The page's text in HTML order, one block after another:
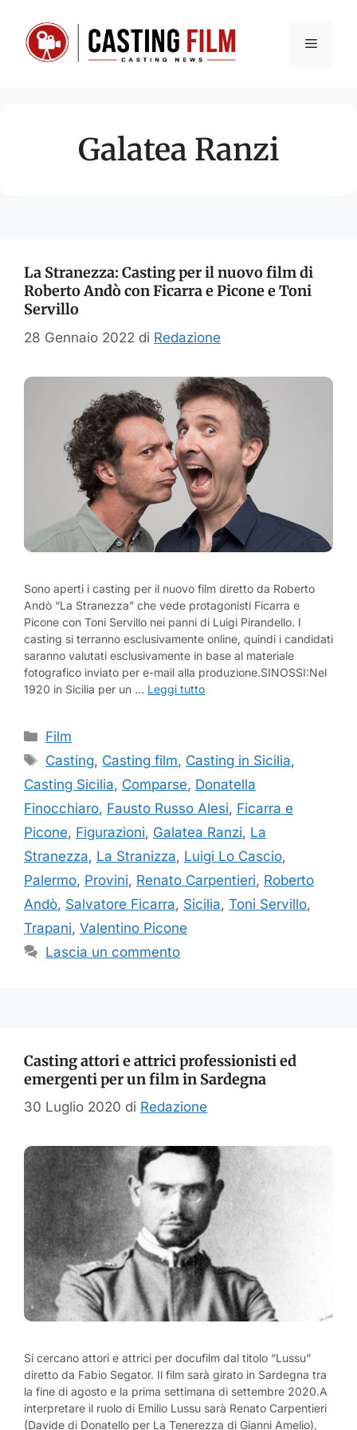
contenuto
Menu
Galatea Ranzi
La Stranezza: Casting per il nuovo film di
Roberto Andò con Ficarra e Picone e Toni
Servillo
28 Gennaio 2022 di Redazione
Sono aperti i casting per il nuovo film diretto da Roberto
Andò “La Stranezza” che vede protagonisti Ficarra e
Picone con Toni Servillo nei panni di Luigi Pirandello. I
casting si terranno esclusivamente online, quindi i candidati
saranno valutati esclusivamente in base al materiale
fotografico inviato per e-mail alla produzione.SINOSSI:Nel
1920 in Sicilia per un … Leggi tutto
Categorie
Film
Tag
Casting, Casting film, Casting in Sicilia,
Casting Sicilia, Comparse, Donatella
Finocchiaro, Fausto Russo Alesi, Ficarra e
Picone, Figurazioni, Galatea Ranzi, La
Stranezza, La Stranizza, Luigi Lo Cascio,
Palermo, Provini, Renato Carpentieri, Roberto
Andò, Salvatore Ficarra, Sicilia, Toni Servillo,
Trapani, Valentino Picone
Lascia un commento
Casting attori e attrici professionisti ed
emergenti per un film in Sardegna
30 Luglio 2020 di Redazione
Si cercano attori e attrici per docufilm dal titolo “Lussu”
diretto da Fabio Segator. Il film sarà girato in Sardegna tra
la fine di agosto e la prima settimana di settembre 2020.A
interpretare il ruolo di Emilio Lussu sarà Renato Carpentieri
(Davide di Donatello per La Tenerezza di Gianni Amelio),